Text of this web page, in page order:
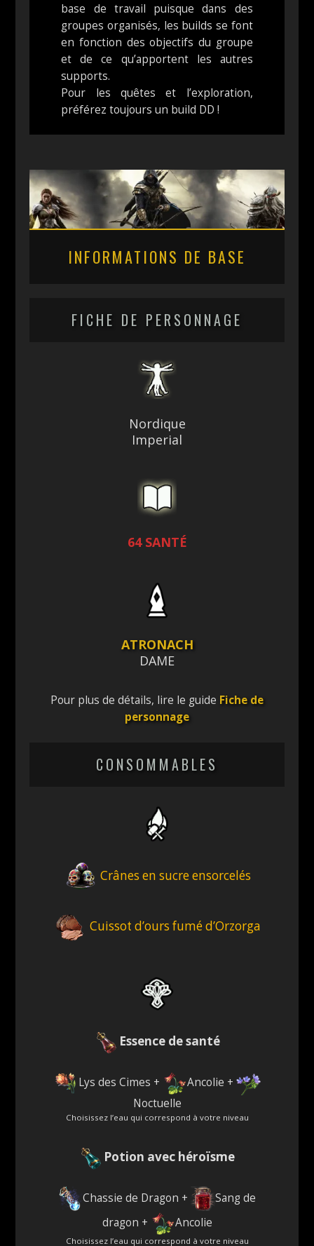
base de travail puisque dans des
groupes organisés, les builds se font
en fonction des objectifs du groupe
et de ce qu’apportent les autres
supports.
Pour les quêtes et l’exploration,
préférez toujours un build DD !
INFORMATIONS DE BASE
FICHE DE PERSONNAGE
Nordique
Imperial
64 SANTÉ
ATRONACH
DAME
Pour plus de détails, lire le guide Fiche de
personnage
CONSOMMABLES
Crânes en sucre ensorcelés
Cuissot d’ours fumé d’Orzorga
Essence de santé
Lys des Cimes +
Ancolie +
Noctuelle
Choisissez l’eau qui correspond à votre niveau
Potion avec héroïsme
Chassie de Dragon +
Sang de
dragon +
Ancolie
Choisissez l’eau qui correspond à votre niveau